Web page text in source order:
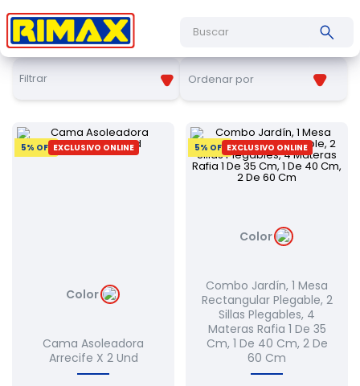
Filtrar Ordenar por
5% OFF EXCLUSIVO ONLINE
Color
Cama Asoleadora
Arrecife X 2 Und
5% OFF EXCLUSIVO ONLINE
Color
Combo Jardín, 1 Mesa
Rectangular Plegable, 2
Sillas Plegables, 4
Materas Rafia 1 De 35
Cm, 1 De 40 Cm, 2 De
60 Cm